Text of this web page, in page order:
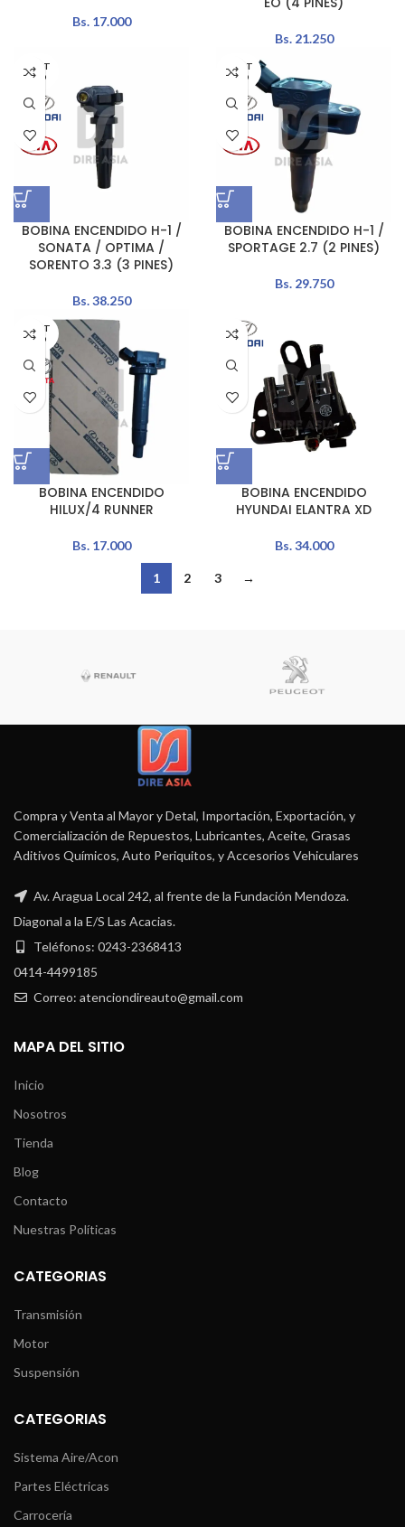
Bs.17.000
Bs.21.250
AGOT
ADO
BOBINA ENCENDIDO H-1 /
SONATA / OPTIMA /
SORENTO 3.3 (3 PINES)
Bs.38.250
AGOT
ADO
BOBINA ENCENDIDO H-1 /
SPORTAGE 2.7 (2 PINES)
Bs.29.750
AGOT
ADO
BOBINA ENCENDIDO
HILUX/4 RUNNER
Bs.17.000
BOBINA ENCENDIDO
HYUNDAI ELANTRA XD
Bs.34.000
1 2 3 →
Compra y Venta al Mayor y Detal, Importación, Exportación, y
Comercialización de Repuestos, Lubricantes, Aceite, Grasas
Aditivos Químicos, Auto Periquitos, y Accesorios Vehiculares
Av. Aragua Local 242, al frente de la Fundación Mendoza.
Diagonal a la E/S Las Acacias.
Teléfonos: 0243-2368413
0414-4499185
Correo: atenciondireauto@gmail.com
MAPA DEL SITIO
Inicio
Nosotros
Tienda
Blog
Contacto
Nuestras Políticas
CATEGORIAS
Transmisión
Motor
Suspensión
CATEGORIAS
Sistema Aire/Acon
Partes Eléctricas
Carrocería